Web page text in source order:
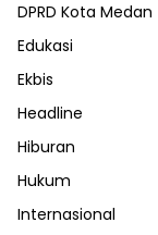
DPRD Kota Medan
Edukasi
Ekbis
Headline
Hiburan
Hukum
Internasional